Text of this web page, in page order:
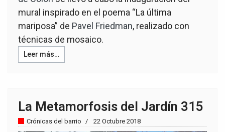
mural inspirado en el poema “La última
mariposa” de Pavel Friedman, realizado con
técnicas de mosaico.
Leer más…
La Metamorfosis del Jardín 315
Crónicas del barrio 22 Octubre 2018